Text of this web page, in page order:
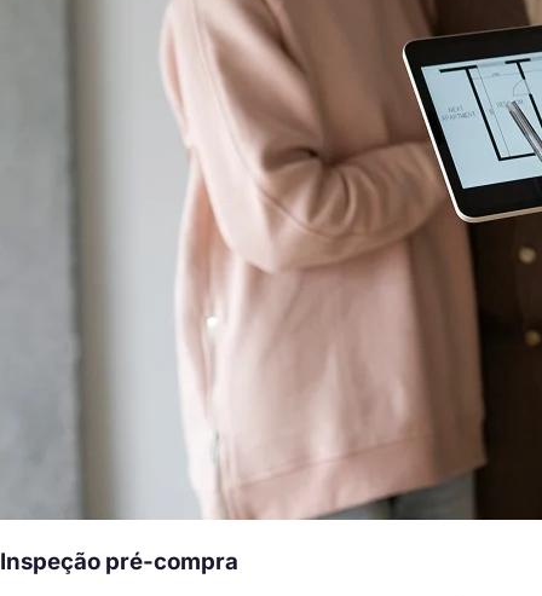
Inspeção pré-compra